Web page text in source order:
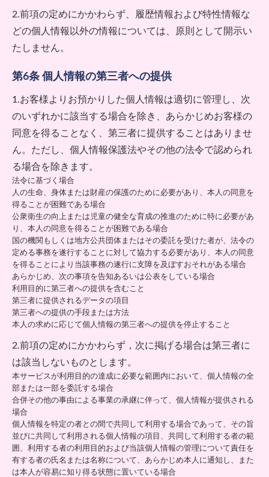
2.前項の定めにかかわらず、履歴情報および特性情報な
どの個人情報以外の情報については、原則として開示い
たしません。
第6条 個人情報の第三者への提供
1.お客様よりお預かりした個人情報は適切に管理し、次
のいずれかに該当する場合を除き、あらかじめお客様の
同意を得ることなく、第三者に提供することはありませ
ん。ただし、個人情報保護法やその他の法令で認められ
る場合を除きます。
法令に基づく場合
人の生命、身体または財産の保護のために必要があり、本人の同意を
得ることが困難である場合
公衆衛生の向上または児童の健全な育成の推進のために特に必要があ
り、本人の同意を得ることが困難である場合
国の機関もしくは地方公共団体またはその委託を受けた者が、法令の
定める事務を遂行することに対して協力する必要があり、本人の同意
を得ることにより当該事務の遂行に支障を及ぼすおそれがある場合
あらかじめ、次の事項を告知あるいは公表をしている場合
利用目的に第三者への提供を含むこと
第三者に提供されるデータの項目
第三者への提供の手段または方法
本人の求めに応じて個人情報の第三者への提供を停止すること
2.前項の定めにかかわらず，次に掲げる場合は第三者に
は該当しないものとします。
本サービスが利用目的の達成に必要な範囲内において、個人情報の全
部または一部を委託する場合
合併その他の事由による事業の承継に伴って、個人情報が提供される
場合
個人情報を特定の者との間で共同して利用する場合であって、その旨
並びに共同して利用される個人情報の項目、共同して利用する者の範
囲、利用する者の利用目的および当該個人情報の管理について責任を
有する者の氏名または名称について、あらかじめ本人に通知し、また
は本人が容易に知り得る状態に置いている場合